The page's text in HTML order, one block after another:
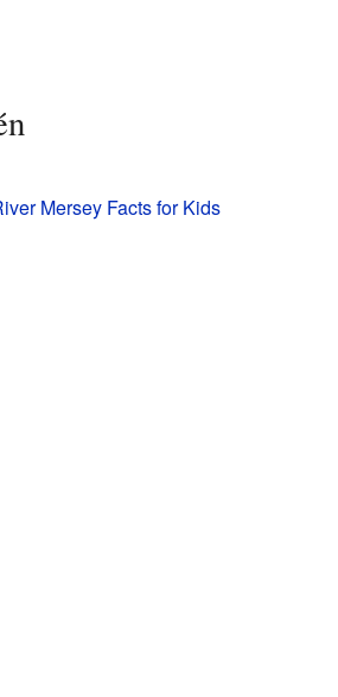
Mersey Facts for Kids